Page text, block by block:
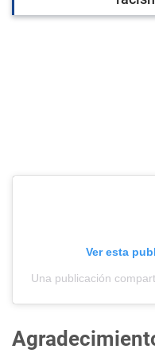
Ver esta
Una publicación